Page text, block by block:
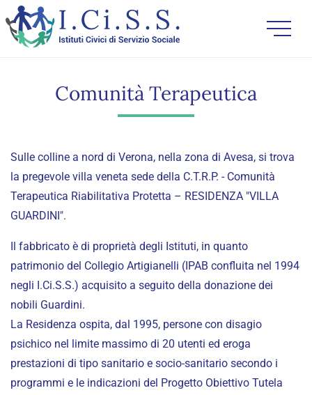
Comunità Terapeutica
Sulle colline a nord di Verona, nella zona di Avesa, si trova
la pregevole villa veneta sede della C.T.R.P. - Comunità
Terapeutica Riabilitativa Protetta – RESIDENZA "VILLA
GUARDINI".
Il fabbricato è di proprietà degli Istituti, in quanto
patrimonio del Collegio Artigianelli (IPAB confluita nel 1994
negli I.Ci.S.S.) acquisito a seguito della donazione dei
nobili Guardini.
La Residenza ospita, dal 1995, persone con disagio
psichico nel limite massimo di 20 utenti ed eroga
prestazioni di tipo sanitario e socio-sanitario secondo i
programmi e le indicazioni del Progetto Obiettivo Tutela